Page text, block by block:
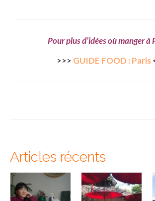
– Paris
– La Réunion
– Los Angeles
Pour plus d’idées où manger à
>>> GUIDE FOOD : Paris
Articles récents